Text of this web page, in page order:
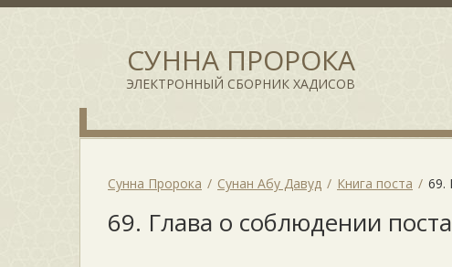
СУННА ПРОРОКА
ЭЛЕКТРОННЫЙ СБОРНИК ХАДИСОВ
Сунна Пророка Сунан Абу Давуд Книга поста 69.
69. Глава о соблюдении